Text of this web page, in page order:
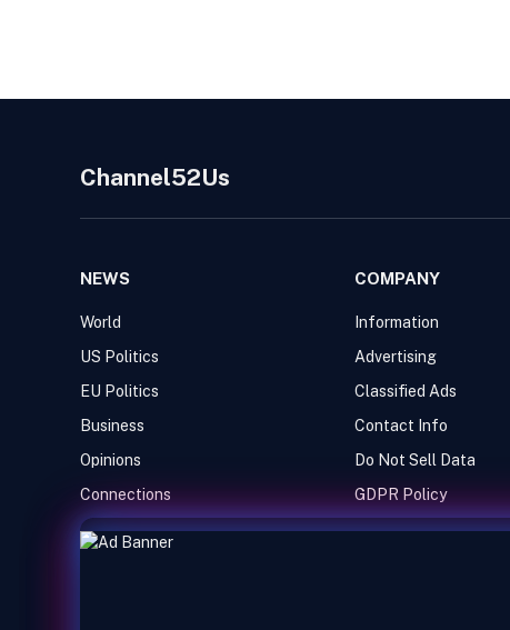
Channel52Us
NEWS
World
US Politics
EU Politics
Business
Opinions
Connections
COMPANY
Information
Advertising
Classified Ads
Contact Info
Do Not Sell Data
GDPR Policy